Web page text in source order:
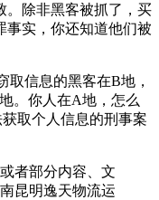
。除非黑客被抓了，买
事实，你还知道他们被
取信息的黑客在B地，
。你人在A地，怎么
取个人信息的刑事案
者部分内容、文
昆明逸天物流运